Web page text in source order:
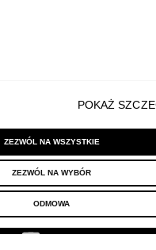
POKAŻ
ZEZWÓL NA WSZYSTKIE
ZEZWÓL NA WYBÓR
ODMOWA
POLITYKA PRYWATNOŚCI